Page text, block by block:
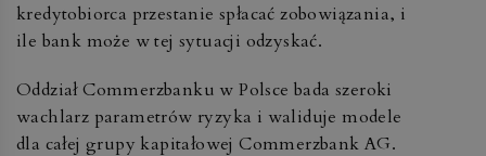
kredytobiorca przestanie spłacać zobowiązania, i
ile bank może w tej sytuacji odzyskać.
Oddział Commerzbanku w Polsce bada szeroki
wachlarz parametrów ryzyka i waliduje modele
dla całej grupy kapitałowej Commerzbank AG.